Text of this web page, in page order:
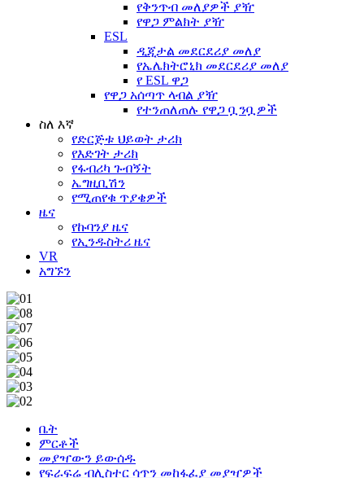
የቅንጥብ መለያዎች ያዥ
የዋጋ ምልክት ያዥ
ESL
ዲጂታል መደርደሪያ መለያ
የኤሌክትሮኒክ መደርደሪያ መለያ
የ ESL ዋጋ
የዋጋ አሰጣጥ ላብል ያዥ
የተንጠለጠሉ የዋጋ ቧንቧዎች
ስለ እኛ
የድርጅቱ ህይወት ታሪክ
የእድገት ታሪክ
የፋብሪካ ጉብኝት
ኤግዚቢሽን
የሚጠየቁ ጥያቄዎች
ዜና
የኩባንያ ዜና
የኢንዱስትሪ ዜና
VR
አግኙን
ቤት
ምርቶች
መያዣውን ይውሰዱ
የፍራፍሬ ብሊስተር ሳጥን መከፋፈያ መያዣዎች